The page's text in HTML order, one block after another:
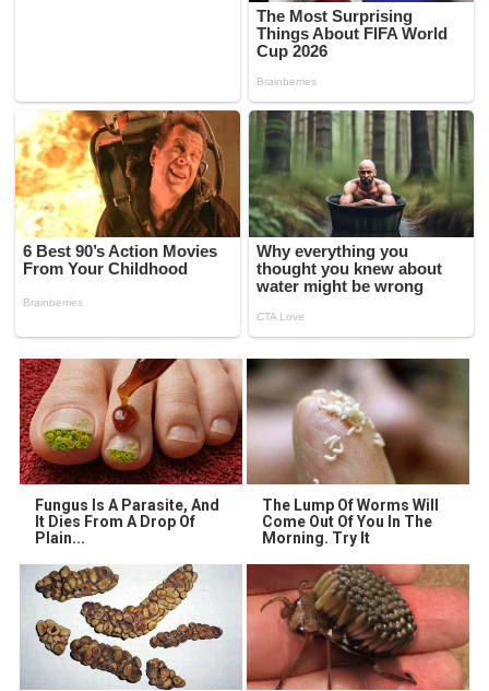
Fungus Is A Parasite, And
It Dies From A Drop Of
Plain...
The Lump Of Worms Will
Come Out Of You In The
Morning. Try It